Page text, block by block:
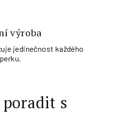
výroba
jedinečnost každého
s